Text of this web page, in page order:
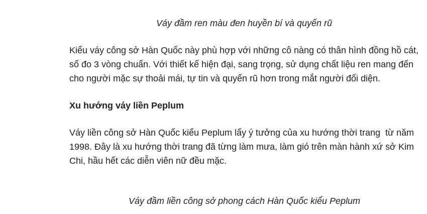
Váy đầm ren màu đen huyền bí và quyến rũ
Kiểu váy công sở Hàn Quốc này phù hợp với những cô nàng có thân hình đồng hồ cát,
số đo 3 vòng chuẩn. Với thiết kế hiện đại, sang trọng, sử dụng chất liệu ren mang đến
cho người mặc sự thoải mái, tự tin và quyến rũ hơn trong mắt người đối diện.
Xu hướng váy liền Peplum
Váy liền công sở Hàn Quốc kiểu Peplum lấy ý tưởng của xu hướng thời trang từ năm
1998. Đây là xu hướng thời trang đã từng làm mưa, làm gió trên màn hành xứ sở Kim
Chi, hầu hết các diễn viên nữ đều mặc.
Váy đầm liền công sở phong cách Hàn Quốc kiểu Peplum